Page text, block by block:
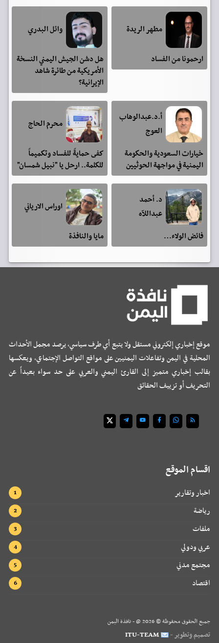
مطهر الريدة
ارحمونا من الفساد
وائل البدري
هل دشن الجيش اليمني النسخة
الأمريكية من طائرة شاهد
الإيرانية؟
أ.د.عبدالوهاب
العوج
خيارات السعودية والحكومة
اليمنية في مواجهة الحوثيين
محرم الحاج
كفى حمايةً للفساد وتكميماً
للكلمة.. ارحل يا "نبيل شمسان"
د. أحمد
عبداللآه
فائض الولاء…
اوراس الارياني
مايا والنافذة
موقع إخباري إلكتروني مستقل ولا يتبع أي طرف سياسي، يرصد مجمل الأحداث
المحلية في اليمن وتفاعلات اليمنيين على مواقع التواصل الإجتماعي، ويعكسها
بقالب إخباري متميز إلى القارئ اليمني والعربي على حد سواء بعيداً عن
التحريف أو تزييف الحقائق
اقسام الموقع
اخبار وتقارير
رياضة
ملفات
عربي ودولي
مجتمع مدني
اقتصاد
جميع الحقوق محفوظة ©2026 @ - نافذة اليمن
تصميم وتطوير - ITU-TEAM